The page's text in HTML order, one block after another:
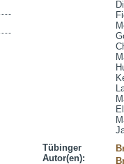
Tübinger
Autor(en):